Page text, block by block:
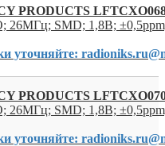
PRODUCTS
26МГц; SMD; 1,8В;
уточняйте:
PRODUCTS
26МГц; SMD; 1,8В;
уточняйте: